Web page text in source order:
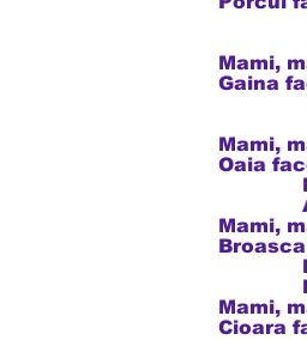
Mami,
Gaina
Puiul
Mami,
Oaia
Mami,
Mami,
Cioara